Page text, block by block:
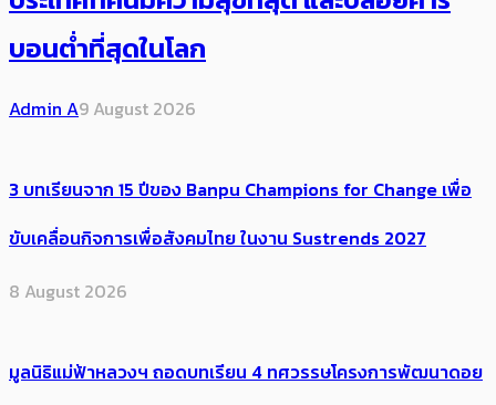
บอนต่ำที่สุดในโลก
Admin A9 August 2026
3 บทเรียนจาก 15 ปีของ Banpu Champions for Change เพื่อ
ขับเคลื่อนกิจการเพื่อสังคมไทย ในงาน Sustrends 2027
8 August 2026
มูลนิธิแม่ฟ้าหลวงฯ ถอดบทเรียน 4 ทศวรรษโครงการพัฒนาดอย